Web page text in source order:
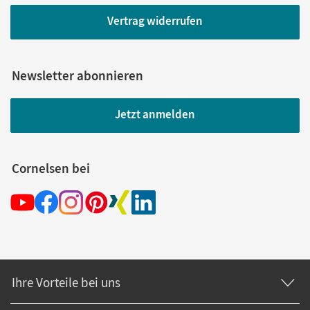
Vertrag widerrufen
Newsletter abonnieren
Jetzt anmelden
Cornelsen bei
Ihre Vorteile bei uns